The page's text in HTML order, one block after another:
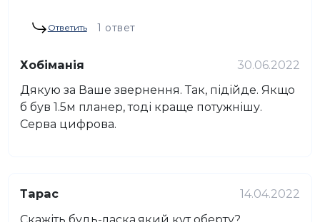
Ответить 1 ответ
Хобіманія
30.06.2022
Дякую за Ваше звернення. Так, підійде. Якщо
б був 1.5м планер, тоді краще потужнішу.
Серва цифрова.
Тарас
14.04.2022
Скажіть будь-ласка,який кут оберту?